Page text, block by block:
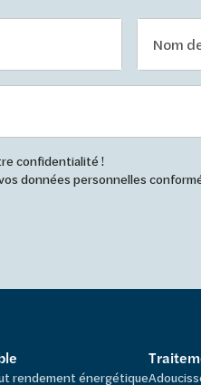
Nom
confidentialité !
données personnelles
rendement énergétique